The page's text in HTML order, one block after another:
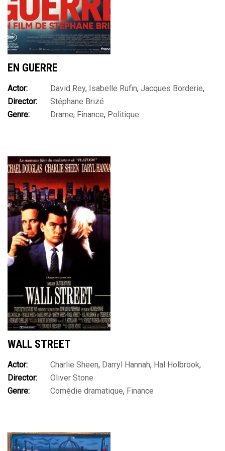
EN GUERRE
Actor: David Rey, Isabelle Rufin, Jacques Borderie,
Jean Grosset,Martin Hauser
Lemaire
Valérie Lamond,Vincent Lindon
Director:
Stéphane Brizé
Genre:
Drame, Finance, Politique
WALL STREET
Actor: Charlie Sheen, Darryl Hannah, Hal Holbrook,
James Karen,James Spader
Sheen
Michael Douglas,Saul Rubinek,Sean Young
Director:
Oliver Stone
Genre:
Comédie dramatique, Finance